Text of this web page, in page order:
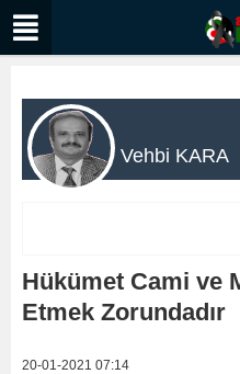
Vehbi KARA
Hükümet Cami ve
Etmek Zorundadır
20-01-2021 07:14